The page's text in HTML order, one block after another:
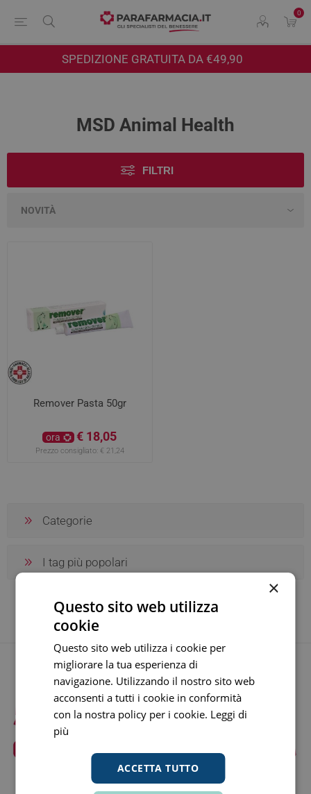
0
SPEDIZIONE GRATUITA DA €49,90
MSD Animal Health
FILTRI
Remover Pasta 50gr
ora € 18,05
Prezzo consigliato: € 21,24
Categorie
I tag più popolari
×
Questo sito web utilizza
cookie
Questo sito web utilizza i cookie per
migliorare la tua esperienza di
navigazione. Utilizzando il nostro sito web
acconsenti a tutti i cookie in conformità
con la nostra policy per i cookie. Leggi di
più
ACCETTA TUTTO